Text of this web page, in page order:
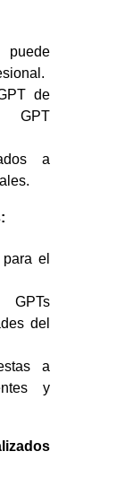
puede
de
GPT
a
el
del
a
y